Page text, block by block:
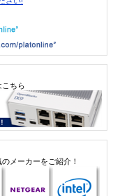
こちら
メーカーをご紹介！